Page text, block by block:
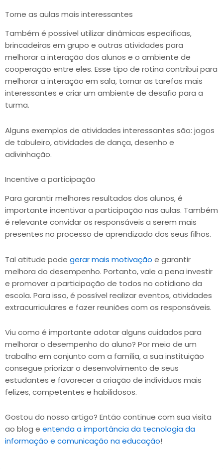
Torne as aulas mais interessantes
Também é possível utilizar dinâmicas específicas,
brincadeiras em grupo e outras atividades para
melhorar a interação dos alunos e o ambiente de
cooperação entre eles. Esse tipo de rotina contribui para
melhorar a interação em sala, tornar as tarefas mais
interessantes e criar um ambiente de desafio para a
turma.
Alguns exemplos de atividades interessantes são: jogos
de tabuleiro, atividades de dança, desenho e
adivinhação.
Incentive a participação
Para garantir melhores resultados dos alunos, é
importante incentivar a participação nas aulas. Também
é relevante convidar os responsáveis a serem mais
presentes no processo de aprendizado dos seus filhos.
Tal atitude pode gerar mais motivação e garantir
melhora do desempenho. Portanto, vale a pena investir
e promover a participação de todos no cotidiano da
escola. Para isso, é possível realizar eventos, atividades
extracurriculares e fazer reuniões com os responsáveis.
Viu como é importante adotar alguns cuidados para
melhorar o desempenho do aluno? Por meio de um
trabalho em conjunto com a família, a sua instituição
consegue priorizar o desenvolvimento de seus
estudantes e favorecer a criação de indivíduos mais
felizes, competentes e habilidosos.
Gostou do nosso artigo? Então continue com sua visita
ao blog e entenda a importância da tecnologia da
informação e comunicação na educação!